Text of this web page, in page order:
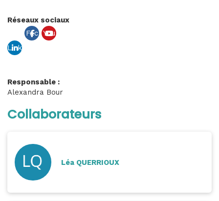
Réseaux sociaux
Link
Fac You
Responsable :
Alexandra Bour
Collaborateurs
Léa QUERRIOUX